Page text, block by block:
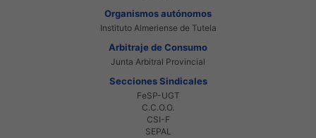
Organismos autónomos
Instituto Almeriense de Tutela
Arbitraje de Consumo
Junta Arbitral Provincial
Secciones Sindicales
FeSP-UGT
C.C.O.O.
CSI-F
SEPAL